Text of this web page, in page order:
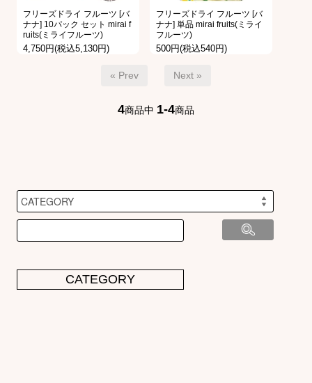
フリーズドライ フルーツ [バ
ナナ] 10パック セット mirai f
ruits(ミライフルーツ)
4,750円(税込5,130円)
フリーズドライ フルーツ [バ
ナナ] 単品 mirai fruits(ミライ
フルーツ)
500円(税込540円)
« Prev Next »
4商品中 1-4商品
CATEGORY